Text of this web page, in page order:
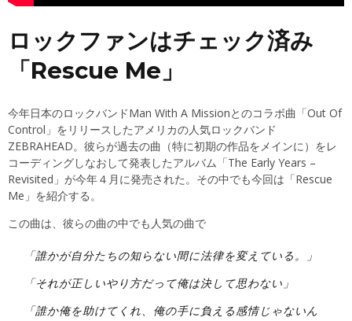
ロックファンはチェック済み
「Rescue Me」
今年日本のロックバンドMan With A Missionとのコラボ曲「Out Of
Control」をリリースしたアメリカの人気ロックバンド
ZEBRAHEAD。彼らが過去の曲（特に初期の作品をメインに）をレ
コーディングしなおして発表したアルバム「The Early Years –
Revisited」が今年４月に発売された。その中でも今回は「Rescue
Me」を紹介する。
この曲は、彼らの曲の中でも人気の曲で
「誰かが自分たちの知らない間に法律を変えている。」
「それが正しいやり方だって俺は決して思わない」
「誰か俺を助けてくれ、俺の手に負える感情じゃないん